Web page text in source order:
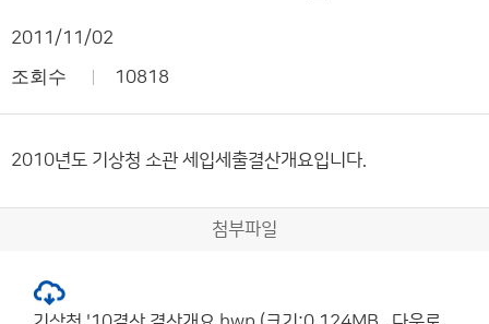
2011/11/02
조회수 10818
2010년도 기상청 소관 세입세출결산개요입니다.
첨부파일